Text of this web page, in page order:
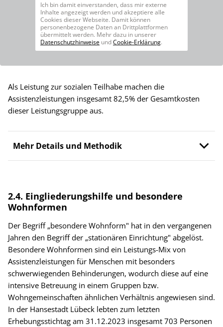
Ich bin damit einverstanden, dass mir externe
Inhalte angezeigt werden und akzeptiere alle
Cookies dieser Webseite. Damit können
personenbezogene Daten an Drittplattformen
übermittelt werden. Mehr dazu in unserer
Datenschutzhinweise undCookie-Erklärung.
Als Leistung zur sozialen Teilhabe machen die
Assistenzleistungen insgesamt 82,5% der Gesamtkosten
dieser Leistungsgruppe aus.
Mehr Details und Methodik
2.4. Eingliederungshilfe und besondere
Wohnformen
Der Begriff „besondere Wohnform" hat in den vergangenen
Jahren den Begriff der „stationären Einrichtung" abgelöst.
Besondere Wohnformen sind ein Leistungs-Mix von
Assistenzleistungen für Menschen mit besonders
schwerwiegenden Behinderungen, wodurch diese auf eine
intensive Betreuung in einem Gruppen bzw.
Wohngemeinschaften ähnlichen Verhältnis angewiesen sind.
In der Hansestadt Lübeck lebten zum letzten
Erhebungsstichtag am 31.12.2023 insgesamt 703 Personen